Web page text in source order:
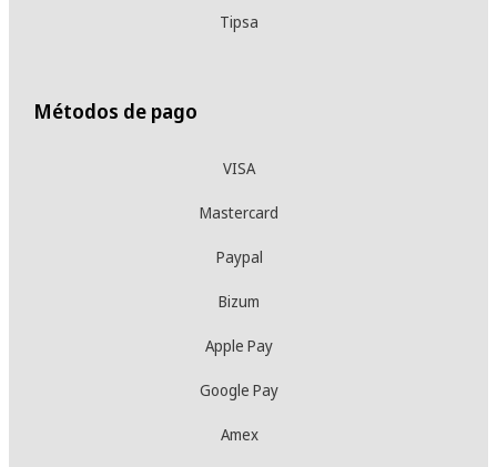
Tipsa
Métodos de pago
VISA
Mastercard
Paypal
Bizum
Apple Pay
Google Pay
Amex